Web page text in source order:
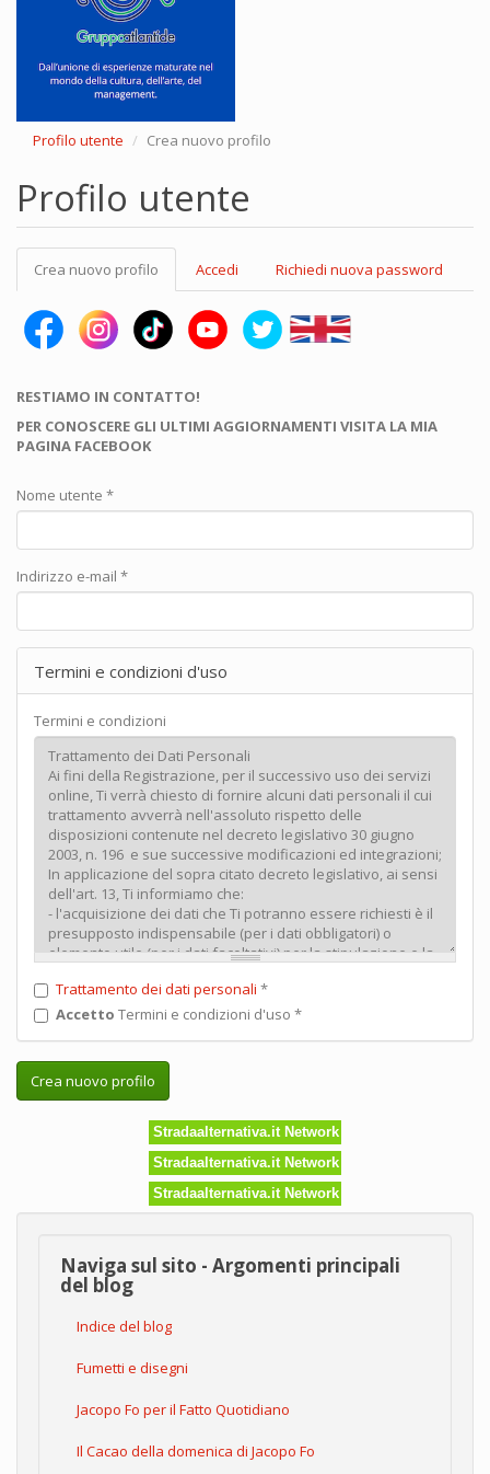
Profilo utente Crea nuovo profilo
Profilo utente
Schede
primarie
Crea nuovo profilo (scheda
attiva)
Accedi Richiedi nuova password
RESTIAMO IN CONTATTO!
PER CONOSCERE GLI ULTIMI AGGIORNAMENTI VISITA LA MIA
PAGINA FACEBOOK
Nome utente *
Indirizzo e-mail *
Termini e condizioni d'uso
Termini e condizioni
Trattamento dei dati personali *
Accetto Termini e condizioni d'uso *
Crea nuovo profilo
Stradaalternativa.it Network
Stradaalternativa.it Network
Stradaalternativa.it Network
Naviga sul sito - Argomenti principali
del blog
Indice del blog
Fumetti e disegni
Jacopo Fo per il Fatto Quotidiano
Il Cacao della domenica di Jacopo Fo